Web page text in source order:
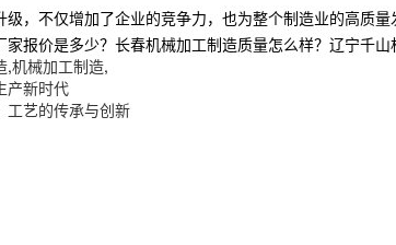
，不仅增加了企业的竞争力，也为整个制造业的高质
报价是多少？长春机械加工制造质量怎么样？辽宁千
,机械加工制造,
产新时代
工艺的传承与创新